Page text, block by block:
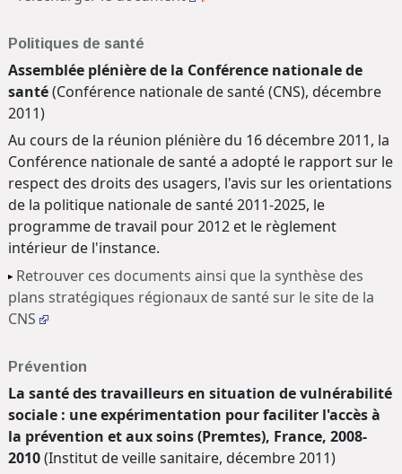
Politiques de santé
Assemblée plénière de la Conférence nationale de
santé(Conférence nationale de santé (CNS), décembre
2011)
Au cours de la réunion plénière du 16 décembre 2011, la
Conférence nationale de santé a adopté le rapport sur le
respect des droits des usagers, l'avis sur les orientations
de la politique nationale de santé 2011-2025, le
programme de travail pour 2012 et le règlement
intérieur de l'instance.
Retrouver ces documents ainsi que la synthèse des
plans stratégiques régionaux de santé sur le site de la
CNS
Prévention
La santé des travailleurs en situation de vulnérabilité
sociale : une expérimentation pour faciliter l'accès à
la prévention et aux soins (Premtes), France, 2008-
2010(Institut de veille sanitaire, décembre 2011)